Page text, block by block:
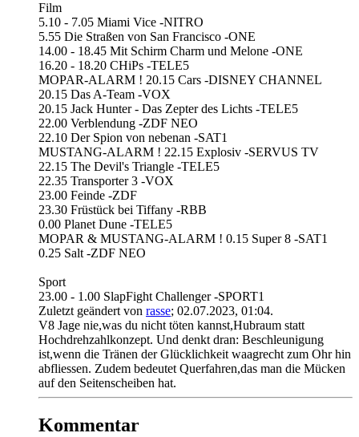
Film
5.10 - 7.05 Miami Vice -NITRO
5.55 Die Straßen von San Francisco -ONE
14.00 - 18.45 Mit Schirm Charm und Melone -ONE
16.20 - 18.20 CHiPs -TELE5
MOPAR-ALARM ! 20.15 Cars -DISNEY CHANNEL
20.15 Das A-Team -VOX
20.15 Jack Hunter - Das Zepter des Lichts -TELE5
22.00 Verblendung -ZDF NEO
22.10 Der Spion von nebenan -SAT1
MUSTANG-ALARM ! 22.15 Explosiv -SERVUS TV
22.15 The Devil's Triangle -TELE5
22.35 Transporter 3 -VOX
23.00 Feinde -ZDF
23.30 Früstück bei Tiffany -RBB
0.00 Planet Dune -TELE5
MOPAR & MUSTANG-ALARM ! 0.15 Super 8 -SAT1
0.25 Salt -ZDF NEO
Sport
23.00 - 1.00 SlapFight Challenger -SPORT1
Zuletzt geändert von rasse; 02.07.2023, 01:04.
V8 Jage nie,was du nicht töten kannst,Hubraum statt
Hochdrehzahlkonzept. Und denkt dran: Beschleunigung
ist,wenn die Tränen der Glücklichkeit waagrecht zum Ohr hin
abfliessen. Zudem bedeutet Querfahren,das man die Mücken
auf den Seitenscheiben hat.
Kommentar